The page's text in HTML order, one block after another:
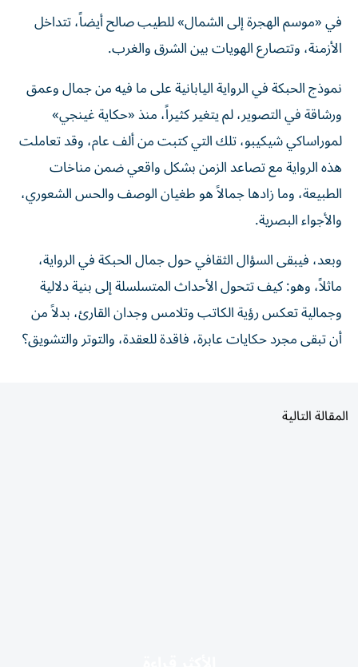
في «موسم الهجرة إلى الشمال» للطيب صالح أيضاً، تتداخل
الأزمنة، وتتصارع الهويات بين الشرق والغرب.
نموذج الحبكة في الرواية اليابانية على ما فيه من جمال وعمق
ورشاقة في التصوير، لم يتغير كثيراً، منذ «حكاية غينجي»
لموراساكي شيكيبو، تلك التي كتبت من ألف عام، وقد تعاملت
هذه الرواية مع تصاعد الزمن بشكل واقعي ضمن مناخات
الطبيعة، وما زادها جمالاً هو طغيان الوصف والحس الشعوري،
والأجواء البصرية.
وبعد، فيبقى السؤال الثقافي حول جمال الحبكة في الرواية،
ماثلاً، وهو: كيف تتحول الأحداث المتسلسلة إلى بنية دلالية
وجمالية تعكس رؤية الكاتب وتلامس وجدان القارئ، بدلاً من
أن تبقى مجرد حكايات عابرة، فاقدة للعقدة، والتوتر والتشويق؟
المقالة التالية